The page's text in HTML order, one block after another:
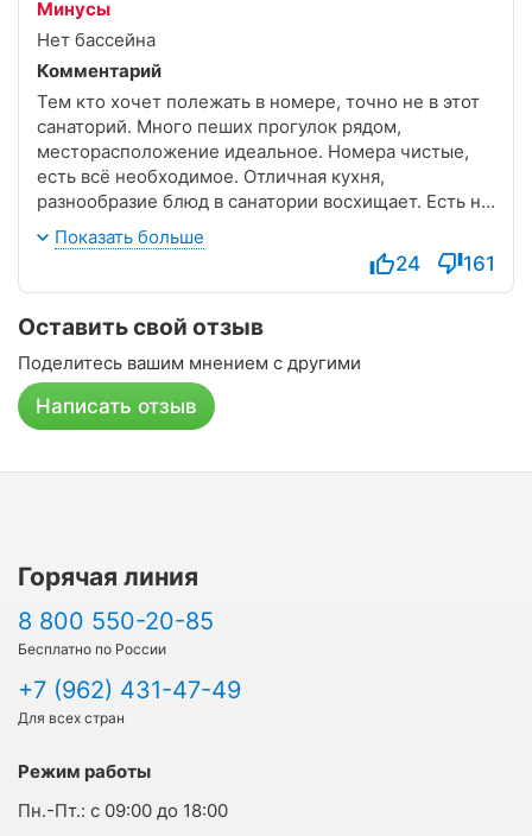
Минусы
Нет бассейна
Комментарий
Тем кто хочет полежать в номере, точно не в этот
санаторий. Много пеших прогулок рядом,
месторасположение идеальное. Номера чистые,
есть всё необходимое. Отличная кухня,
разнообразие блюд в санатории восхищает. Есть не
только паровые блюда, но и жареные, запеченые.
Фрукты каждый день. Есть молочные продукты.
Заказ блюд из предложенных - очень удобно.
Девочки просто умницы! Техперсонал очень
Показать больше
24 161
Оставить свой отзыв
Поделитесь вашим мнением с другими
Написать отзыв
Горячая линия
8 800 550-20-85
Бесплатно по России
+7 (962) 431-47-49
Для всех стран
Режим работы
Пн.-Пт.: с 09:00 до 18:00